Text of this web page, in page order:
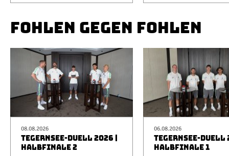
FOHLEN GEGEN FOHLEN
08.08.2026
TEGERNSEE-DUELL 2026 |
HALBFINALE 2
06.08.2026
TEGERNSEE-DUELL
HALBFINALE 1